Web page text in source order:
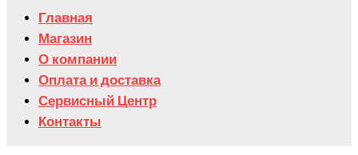
Главная
Магазин
О компании
Оплата и доставка
Сервисный Центр
Контакты